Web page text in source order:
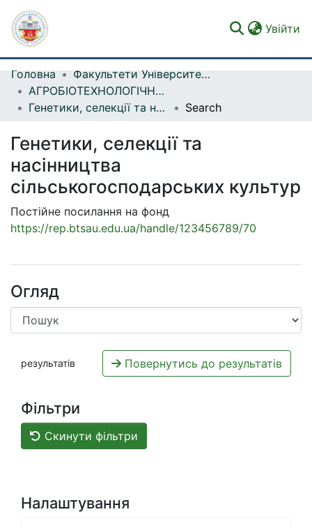
Увійти
Фонди та зібрання
Пошук за критеріями
Статистика
Головна
Факультети Університету
АГРОБІОТЕХНОЛОГІЧНИЙ ФАКУЛЬТЕТ
Генетики, селекції та насінництва сільськогосподарських культур
Search
Генетики, селекції та
насінництва
сільськогосподарських культур
Постійне посилання на фонд
https://rep.btsau.edu.ua/handle/123456789/70
Огляд
результатів Повернутись до результатів
Фільтри
Скинути фільтри
Налаштування